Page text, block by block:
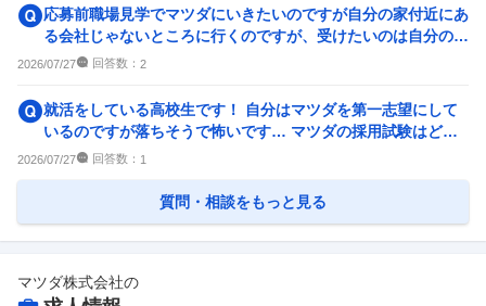
4件 32件
応募前職場見学でマツダにいきたいのですが自分の家付近にあ
る会社じゃないところに行くのですが、受けたいのは自分の家
付近の会社なのですが大...
2026/07/27 回答数： 2
就活をしている高校生です！ 自分はマツダを第一志望にして
いるのですが落ちそうで怖いです… マツダの採用試験はどの
ようなのが出るのか具体...
2026/07/27 回答数： 1
質問・相談をもっと見る
マツダ株式会社の